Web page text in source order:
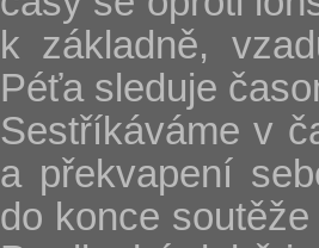
k základně,
Péťa sleduje
Sestříkáváme v
a překvapení
do konce